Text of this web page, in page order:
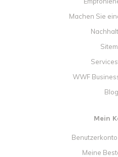
Machen Sie
WWF
Mein
Meine